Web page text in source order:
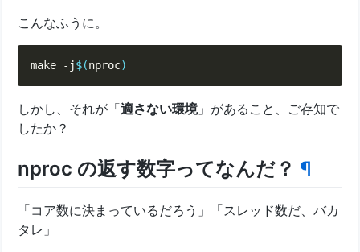
こんなふうに。
make -j$(nproc)
しかし、それが「適さない環境」があること、ご存知で
したか？
nproc の返す数字ってなんだ？ ¶
「コア数に決まっているだろう」「スレッド数だ、バカ
タレ」